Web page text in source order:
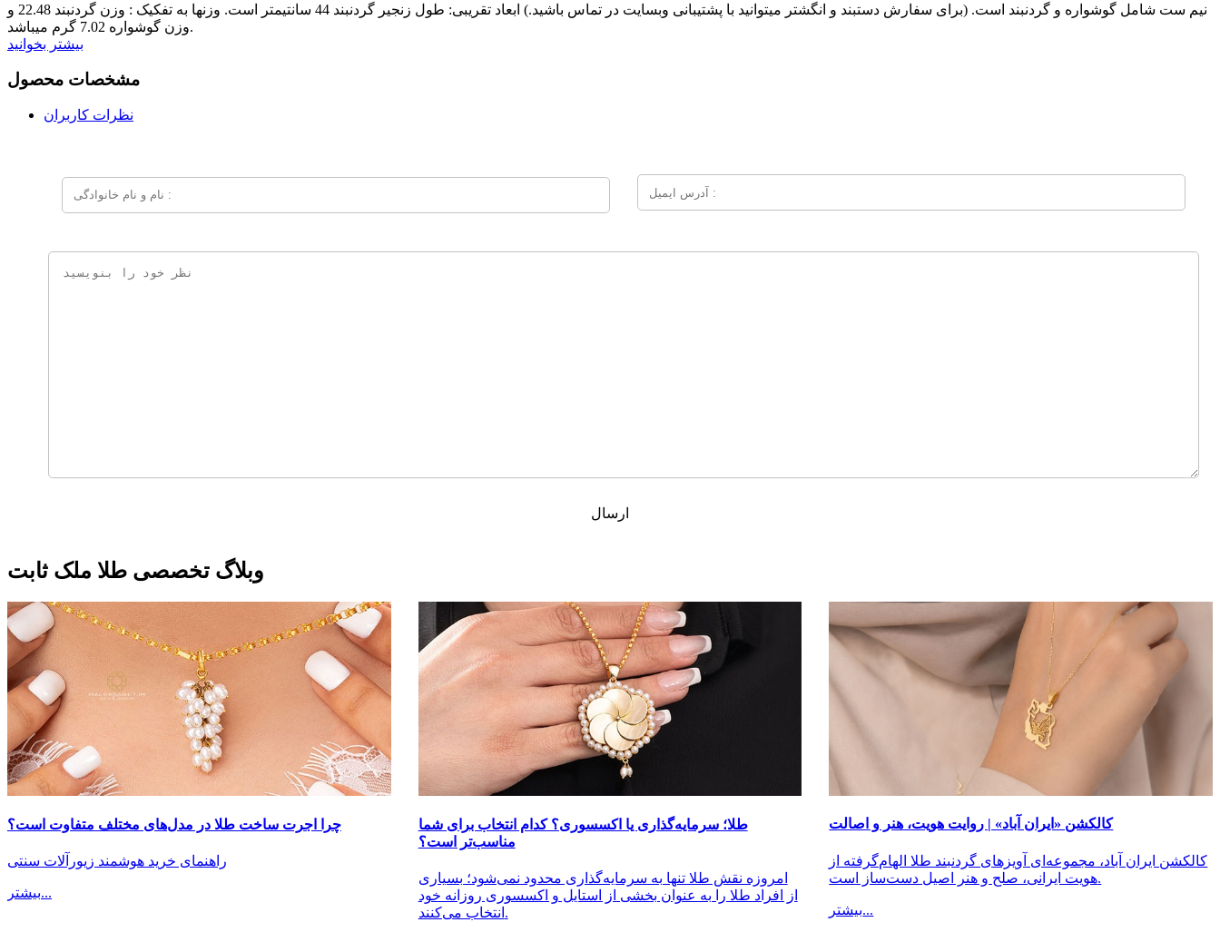
نیم ست شامل گوشواره و گردنبند است. (برای سفارش دستبند و انگشتر میتوانید با پشتیبانی وبسایت در تماس باشید.) ابعاد تقریبی: طول زنجیر گردنبند 44 سانتیمتر است. وزنها به تفکیک : وزن گردنبند 22.48 و
وزن گوشواره 7.02 گرم میباشد.
بیشتر بخوانید
مشخصات محصول
نظرات کاربران
ارسال
وبلاگ تخصصی طلا ملک ثابت
چرا اجرت ساخت طلا در مدل‌های مختلف متفاوت است؟
راهنمای خرید هوشمند زیورآلات سنتی
بیشتر...
طلا؛ سرمایه‌گذاری یا اکسسوری؟ کدام انتخاب برای شما
مناسب‌تر است؟
امروزه نقش طلا تنها به سرمایه‌گذاری محدود نمی‌شود؛ بسیاری
از افراد طلا را به عنوان بخشی از استایل و اکسسوری روزانه خود
انتخاب می‌کنند.
کالکشن «ایران آباد» | روایت هویت، هنر و اصالت
کالکشن ایران آباد، مجموعه‌ای آویزهای گردنبند طلا الهام‌گرفته از
هویت ایرانی، صلح و هنر اصیل دست‌ساز است.
بیشتر...